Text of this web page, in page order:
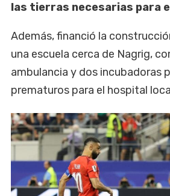
las tierras necesarias para
Además, financió la
una escuela cerca de Nagrig,
ambulancia y dos incubadoras
prematuros para el hospital